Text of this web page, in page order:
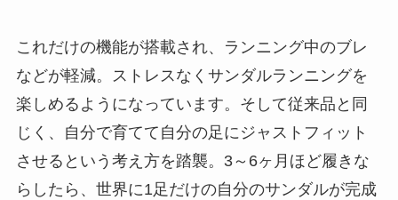
これだけの機能が搭載され、ランニング中のブレ
などが軽減。ストレスなくサンダルランニングを
楽しめるようになっています。そして従来品と同
じく、自分で育てて自分の足にジャストフィット
させるという考え方を踏襲。3～6ヶ月ほど履きな
らしたら、世界に1足だけの自分のサンダルが完成